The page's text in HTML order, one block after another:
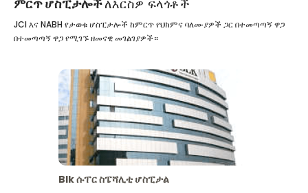
ምርጥ ሆስፒታሎችለእርስዎ ፍላጎቶች
JCI እና NABH የታወቁ ሆስፒታሎች ከምርጥ የህክምና ባለሙያዎች ጋር በተመጣጣኝ ዋጋ
በተመጣጣኝ ዋጋ የሚገኙ ዘመናዊ መገልገያዎች።
Blk ሱፐር ስፔሻሊቲ ሆስፒታል